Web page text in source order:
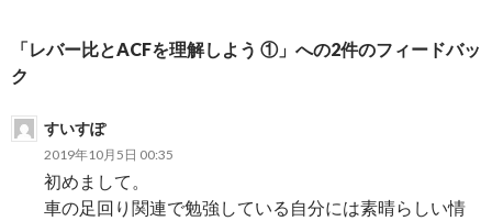
ゲ
ー
シ
ョ
「レバー比とACFを理解しよう ①」への2件のフィードバッ
ク
すいすぽ
2019年10月5日 00:35
初めまして。
車の足回り関連で勉強している自分には素晴らしい情